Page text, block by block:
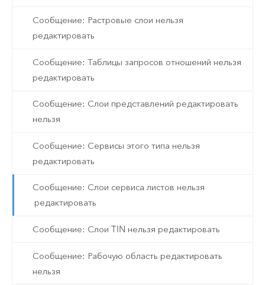
Сообщение: Растровые слои нельзя
редактировать
Сообщение: Таблицы запросов отношений нельзя
редактировать
Сообщение: Слои представлений редактировать
нельзя
Сообщение: Сервисы этого типа нельзя
редактировать
Сообщение: Слои сервиса листов нельзя
редактировать
Сообщение: Слои TIN нельзя редактировать
Сообщение: Рабочую область редактировать
нельзя